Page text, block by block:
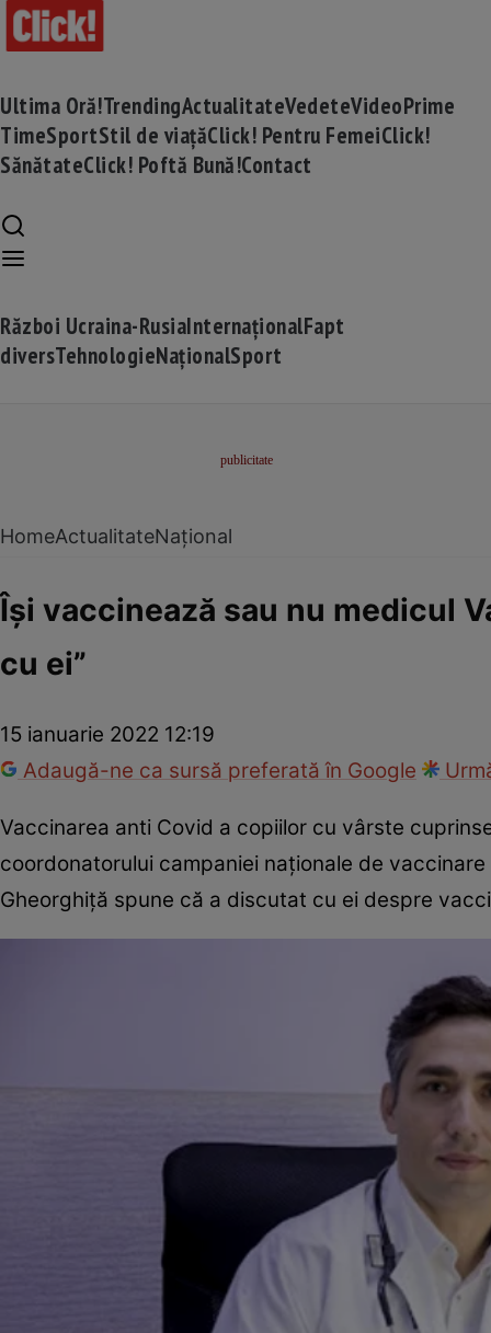
Ultima Oră!TrendingActualitateVedeteVideoPrime
TimeSportStil de viațăClick! Pentru FemeiClick!
SănătateClick! Poftă Bună!Contact
Război Ucraina-RusiaInternaționalFapt
diversTehnologieNaționalSport
HomeActualitateNațional
Își vaccinează sau nu medicul
cu ei”
15 ianuarie 2022 12:19
Adaugă-ne ca sursă preferată în Google
Vaccinarea anti Covid a copiilor cu vârste
coordonatorului campaniei naționale de
Gheorghiță spune că a discutat cu ei despre